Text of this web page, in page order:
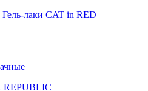
Гель-лаки CAT in RED
REPUBLIC